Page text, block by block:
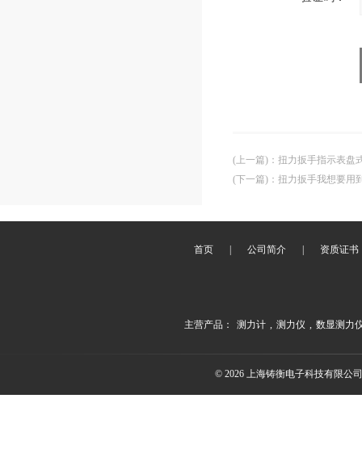
(上一篇) ： 扭力扳手指示表盘
(下一篇) ： 扭力扳手我想要用
首页 公司简介 资质证书
主营产品： 测力计 , 测力仪 , 数显测力
© 2026 上海铸衡电子科技有限公